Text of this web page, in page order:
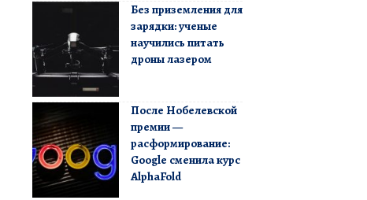
Без приземления для
зарядки: ученые
научились питать
дроны лазером
После Нобелевской
премии —
расформирование:
Google сменила курс
AlphaFold